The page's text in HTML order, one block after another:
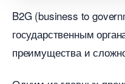
B2G (business to
осударственным
преимущества и